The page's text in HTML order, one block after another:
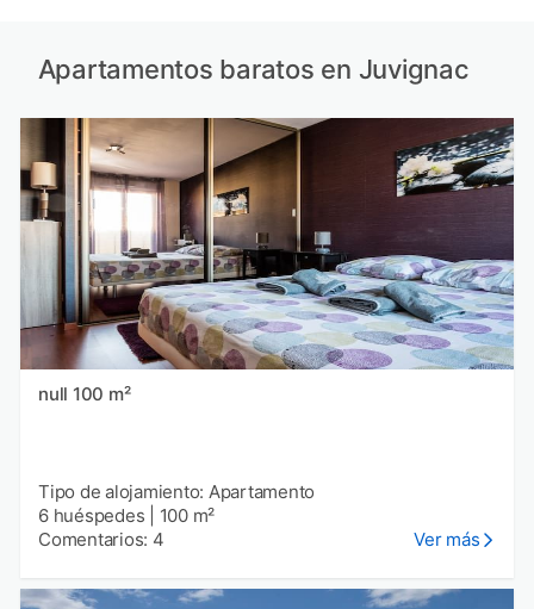
Apartamentos baratos en Juvignac
null 100 m²
Tipo de alojamiento: Apartamento
6 huéspedes
100 m²
Comentarios: 4
Ver más